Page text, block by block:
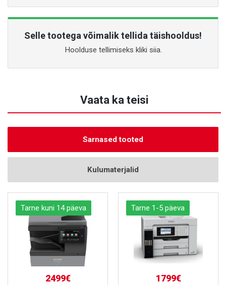
Selle tootega võimalik tellida täishooldus!
Hoolduse tellimiseks kliki siia.
Vaata ka teisi
Sarnased tooted
Kulumaterjalid
Tarne kuni 14 päeva
2499€
Tarne 1-5 päeva
1799€